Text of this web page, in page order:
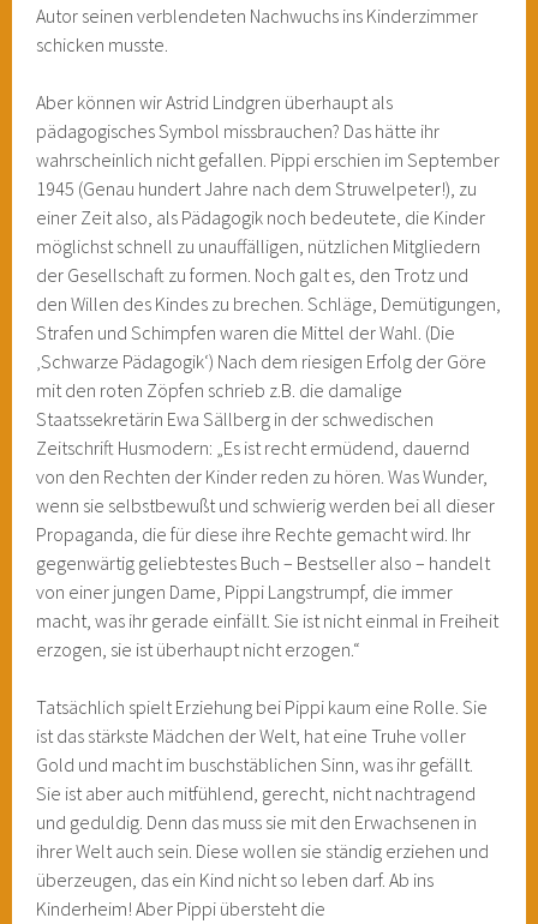
Autor seinen verblendeten Nachwuchs ins Kinderzimmer
schicken musste.
Aber können wir Astrid Lindgren überhaupt als
pädagogisches Symbol missbrauchen? Das hätte ihr
wahrscheinlich nicht gefallen. Pippi erschien im September
1945 (Genau hundert Jahre nach dem Struwelpeter!), zu
einer Zeit also, als Pädagogik noch bedeutete, die Kinder
möglichst schnell zu unauffälligen, nützlichen Mitgliedern
der Gesellschaft zu formen. Noch galt es, den Trotz und
den Willen des Kindes zu brechen. Schläge, Demütigungen,
Strafen und Schimpfen waren die Mittel der Wahl. (Die
‚Schwarze Pädagogik‘) Nach dem riesigen Erfolg der Göre
mit den roten Zöpfen schrieb z.B. die damalige
Staatssekretärin Ewa Sällberg in der schwedischen
Zeitschrift Husmodern: „Es ist recht ermüdend, dauernd
von den Rechten der Kinder reden zu hören. Was Wunder,
wenn sie selbstbewußt und schwierig werden bei all dieser
Propaganda, die für diese ihre Rechte gemacht wird. Ihr
gegenwärtig geliebtestes Buch – Bestseller also – handelt
von einer jungen Dame, Pippi Langstrumpf, die immer
macht, was ihr gerade einfällt. Sie ist nicht einmal in Freiheit
erzogen, sie ist überhaupt nicht erzogen.“
Tatsächlich spielt Erziehung bei Pippi kaum eine Rolle. Sie
ist das stärkste Mädchen der Welt, hat eine Truhe voller
Gold und macht im buschstäblichen Sinn, was ihr gefällt.
Sie ist aber auch mitfühlend, gerecht, nicht nachtragend
und geduldig. Denn das muss sie mit den Erwachsenen in
ihrer Welt auch sein. Diese wollen sie ständig erziehen und
überzeugen, das ein Kind nicht so leben darf. Ab ins
Kinderheim! Aber Pippi übersteht die